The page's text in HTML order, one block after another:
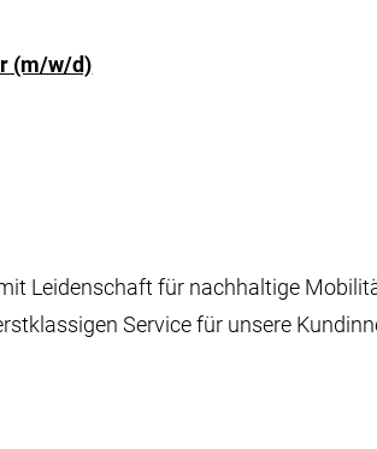
(m/w/d)
Leidenschaft für nachhaltige
Service für unsere